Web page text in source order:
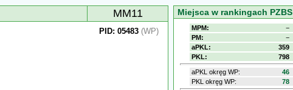
MM11
PID: 05483 (WP)
Miejsca w rankingach PZBS
MPM:
−
PM:
−
aPKL:
359
PKL:
798
aPKL okręg WP:
46
PKL okręg WP:
78